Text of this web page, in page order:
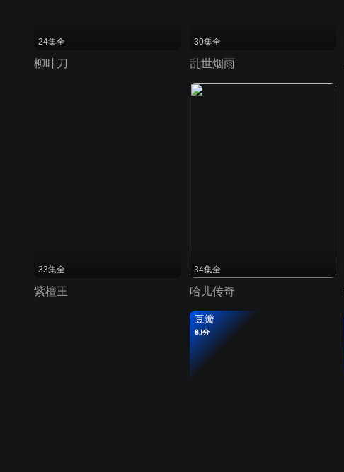
24集全
柳叶刀
30集全
乱世烟雨
33集全
紫檀王
34集全
哈儿传奇
豆瓣
8.1分